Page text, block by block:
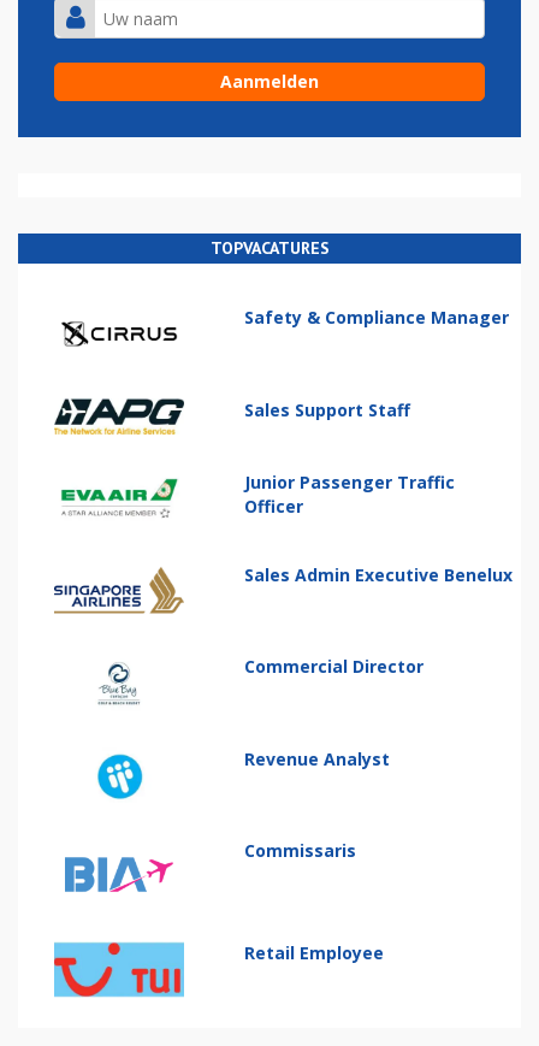
TOPVACATURES
Safety & Compliance Manager
Sales Support Staff
Junior Passenger Traffic
Officer
Sales Admin Executive Benelux
Commercial Director
Revenue Analyst
Commissaris
Retail Employee